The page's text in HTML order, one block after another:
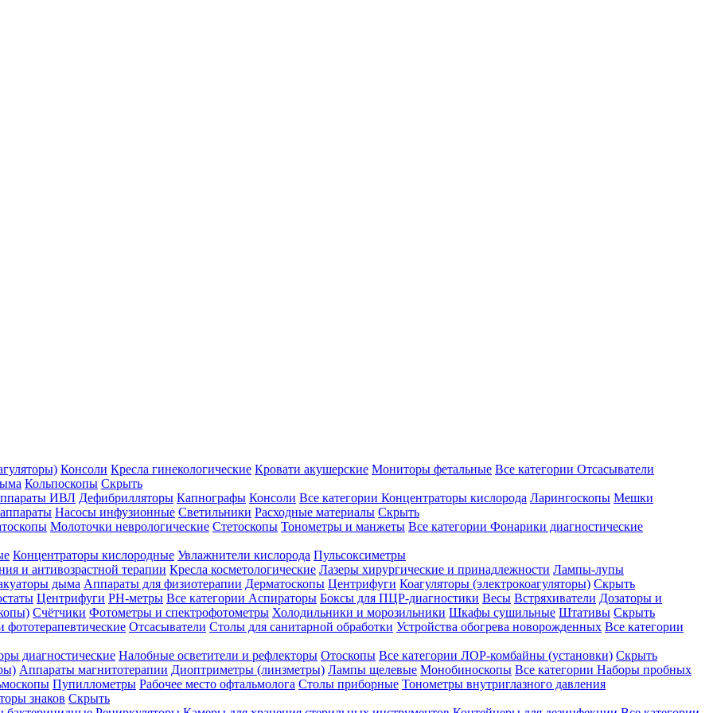
Консоли Кресла гинекологические Кровати акушерские Мониторы фетальные Все категории Отсасыватели
Кольпоскопы Скрыть
ИВЛ Дефибрилляторы Капнографы Консоли Все категории Концентраторы кислорода Ларингоскопы Мешки
Насосы инфузионные Светильники Расходные материалы Скрыть
Молоточки неврологические Стетоскопы Тонометры и манжеты Все категории Фонарики диагностические
Концентраторы кислородные Увлажнители кислорода Пульсоксиметры
и антивозрастной терапии Кресла косметологические Лазеры хирургические и принадлежности Лампы-лупы
дыма Аппараты для физиотерапии Дерматоскопы Центрифуги Коагуляторы (электрокоагуляторы) Скрыть
Центрифуги PH-метры Все категории Аспираторы Боксы для ПЦР-диагностики Весы Встряхиватели Дозаторы и
Счётчики Фотометры и спектрофотометры Холодильники и морозильники Шкафы сушильные Штативы Скрыть
фототерапевтические Отсасыватели Столы для санитарной обработки Устройства обогрева новорожденных Все категории
диагностические Налобные осветители и рефлекторы Отоскопы Все категории ЛОР-комбайны (установки) Скрыть
Аппараты магнитотерапии Диоптриметры (линзметры) Лампы щелевые Монобиноскопы Все категории Наборы пробных
Пупиллометры Рабочее место офтальмолога Столы приборные Тонометры внутриглазного давления
знаков Скрыть